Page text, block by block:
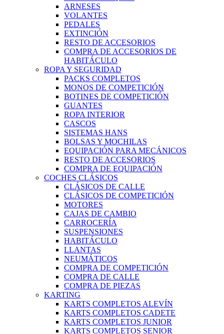
ARNESES
VOLANTES
PEDALES
EXTINCIÓN
RESTO DE ACCESORIOS
COMPRA DE ACCESORIOS DE
HABITÁCULO
ROPA Y SEGURIDAD
PACKS COMPLETOS
MONOS DE COMPETICIÓN
BOTINES DE COMPETICIÓN
GUANTES
ROPA INTERIOR
CASCOS
SISTEMAS HANS
BOLSAS Y MOCHILAS
EQUIPACIÓN PARA MECÁNICOS
RESTO DE ACCESORIOS
COMPRA DE EQUIPACIÓN
COCHES CLÁSICOS
CLÁSICOS DE CALLE
CLÁSICOS DE COMPETICIÓN
MOTORES
CAJAS DE CAMBIO
CARROCERÍA
SUSPENSIONES
HABITÁCULO
LLANTAS
NEUMÁTICOS
COMPRA DE COMPETICIÓN
COMPRA DE CALLE
COMPRA DE PIEZAS
KARTING
KARTS COMPLETOS ALEVÍN
KARTS COMPLETOS CADETE
KARTS COMPLETOS JUNIOR
KARTS COMPLETOS SENIOR